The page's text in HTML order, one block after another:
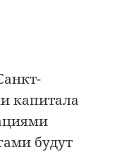
капитала
будут